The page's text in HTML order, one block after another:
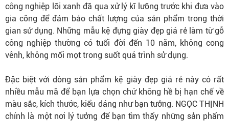
công nghiệp lõi xanh đã qua xử lý kĩ lưỡng trước khi đưa vào
gia công để đảm bảo chất lượng của sản phẩm trong thời
gian sử dụng. Những mẫu kệ đựng giày đẹp giá rẻ làm từ gỗ
công nghiệp thường có tuổi đời đến 10 năm, không cong
vênh, không mối mọt trong suốt quá trình sử dụng.
Đặc biệt với dòng sản phẩm kệ giày đẹp giá rẻ này có rất
nhiều mẫu mã để bạn lựa chọn chứ không hề bị hạn chế về
màu sắc, kích thước, kiểu dáng như bạn tưởng. NGỌC THỊNH
chính là một nơi lý tưởng để bạn tìm thấy những sản phẩm